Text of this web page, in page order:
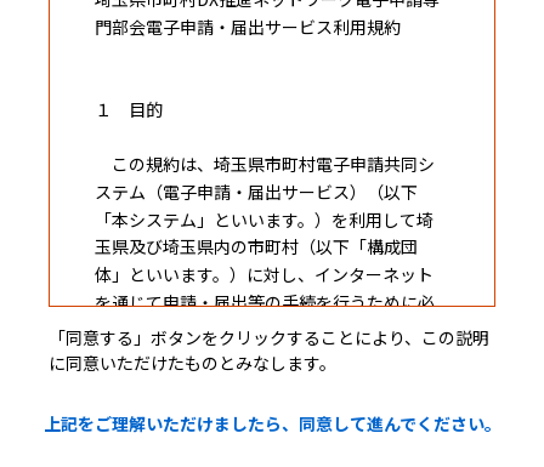
門部会電子申請・届出サービス利用規約
１ 目的
この規約は、埼玉県市町村電子申請共同シ
ステム（電子申請・届出サービス）（以下
「本システム」といいます。）を利用して埼
玉県及び埼玉県内の市町村（以下「構成団
体」といいます。）に対し、インターネット
を通じて申請・届出等の手続を行うために必
要な事項を定めるものです。
２ 利用規約の同意
「同意する」ボタンをクリックすることにより、この説明
に同意いただけたものとみなします。
上記をご理解いただけましたら、同意して進んでください。